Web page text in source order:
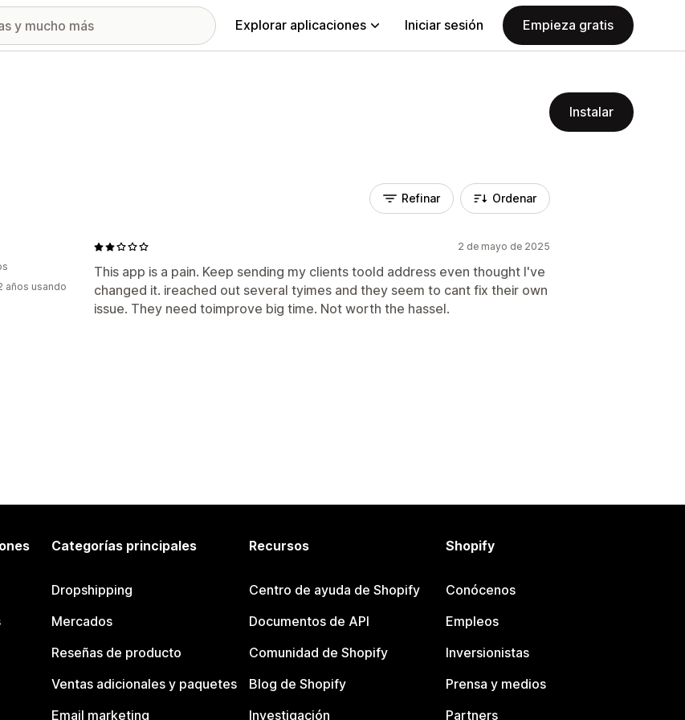
Explorar aplicaciones Iniciar sesión Empieza gratis
Instalar
Refinar Ordenar
2 de mayo de 2025
This app is a pain. Keep sending my clients toold address even thought I've
changed it. ireached out several tyimes and they seem to cant fix their own
issue. They need toimprove big time. Not worth the hassel.
años usando
Categorías principales
Dropshipping
Mercados
Reseñas de producto
Ventas adicionales y paquetes
Email marketing
Recursos
Centro de ayuda de Shopify
Documentos de API
Comunidad de Shopify
Blog de Shopify
Investigación
Shopify
Conócenos
Empleos
Inversionistas
Prensa y medios
Partners